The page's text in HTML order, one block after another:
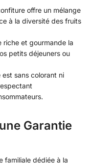
offre un mélange
à la diversité des fruits
riche et gourmande la
petits déjeuners ou
sans colorant ni
Garantie
familiale dédiée à la